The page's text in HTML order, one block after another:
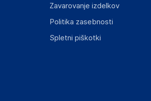
Zavarovanje izdelkov
Politika zasebnosti
Spletni piškotki